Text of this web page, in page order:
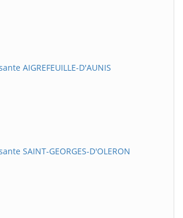
AIGREFEUILLE-D'AUNIS
SAINT-GEORGES-D'OLERON